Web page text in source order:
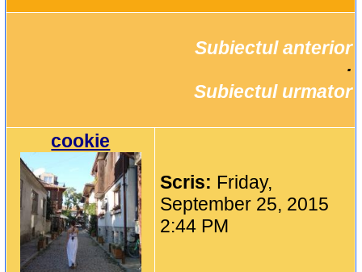
Subiectul anterior
Subiectul urmator
cookie
Scris: Friday,
September 25, 2015
2:44 PM